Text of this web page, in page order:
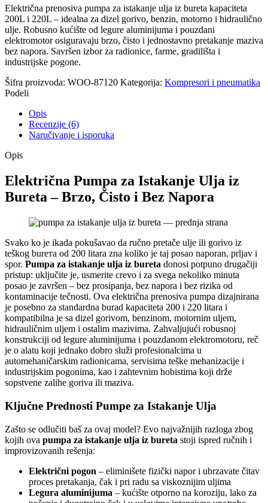
Električna prenosiva pumpa za istakanje ulja iz bureta kapaciteta
200L i 220L – idealna za dizel gorivo, benzin, motorno i hidraulično
ulje. Robusno kućište od legure aluminijuma i pouzdani
elektromotor osiguravaju brzo, čisto i jednostavno pretakanje maziva
bez napora. Savršen izbor za radionice, farme, gradilišta i
industrijske pogone.
Šifra proizvoda: WOO-87120 Kategorija: Kompresori i pneumatika
Podeli
Opis
Recenzije (6)
Naručivanje i isporuka
Opis
Električna Pumpa za Istakanje Ulja iz
Bureta – Brzo, Čisto i Bez Napora
Svako ko je ikada pokušavao da ručno pretače ulje ili gorivo iz
teškog burета od 200 litara zna koliko je taj posao naporan, prljav i
spor. Pumpa za istakanje ulja iz bureta donosi potpuno drugačiji
pristup: uključite je, usmerite crevo i za svega nekoliko minuta
posao je završen – bez prosipanja, bez napora i bez rizika od
kontaminacije tečnosti. Ova električna prenosiva pumpa dizajnirana
je posebno za standardna burad kapaciteta 200 i 220 litara i
kompatibilna je sa dizel gorivom, benzinom, motornim uljem,
hidrauličnim uljem i ostalim mazivima. Zahvaljujući robusnoj
konstrukciji od legure aluminijuma i pouzdanom elektromotoru, reč
je o alatu koji jednako dobro služi profesionalcima u
automehaničarskim radionicama, servisima teške mehanizacije i
industrijskim pogonima, kao i zahtevnim hobistima koji drže
sopstvene zalihe goriva ili maziva.
Ključne Prednosti Pumpe za Istakanje Ulja
Zašto se odlučiti baš za ovaj model? Evo najvažnijih razloga zbog
kojih ova pumpa za istakanje ulja iz bureta stoji ispred ručnih i
improvizovanih rešenja:
Električni pogon – eliminišete fizički napor i ubrzavate čitav
proces pretakanja, čak i pri radu sa viskoznijim uljima
Legura aluminijuma – kućište otporno na koroziju, lako za